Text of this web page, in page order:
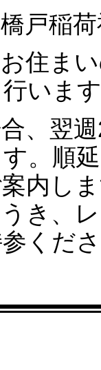
戸稲荷
住まい
いま
合、翌
。順
内し
うき、
くだ